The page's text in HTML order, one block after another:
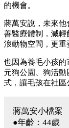
的機會。
蔣萬安說，未來
善醫療體制，減
浪動物空間，更重
也因為養毛小孩
元狗公園、狗活
式，讓毛孩在社區
蔣萬安小檔案
●年齡：44歲